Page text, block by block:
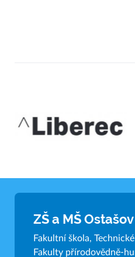
ZŠ a MŠ Ostašov
Fakultní škola,
Fakulty přírodovědně-